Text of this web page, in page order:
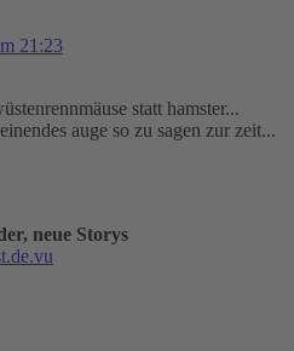
21:23
statt hamster...
auge so zu sagen zur zeit...
neue Storys